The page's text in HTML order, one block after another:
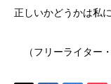
正しいかどうかは私
（フリーライター・